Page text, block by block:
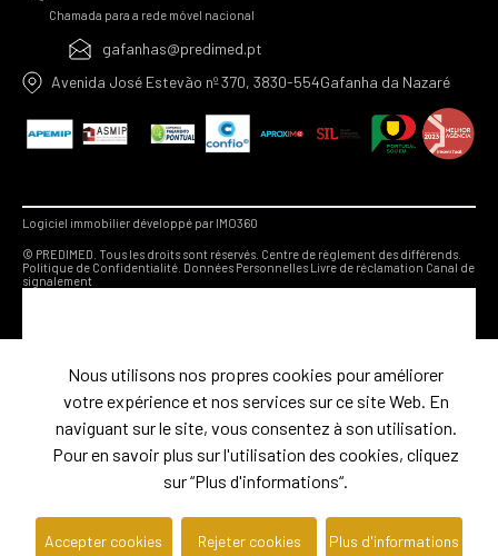
Chamada para a rede móvel nacional
gafanhas@predimed.pt
Avenida José Estevão nº 370, 3830-554Gafanha da Nazaré
Logiciel immobilier développé par IMO360
© PREDIMED. Tous les droits sont réservés. Centre de règlement des différends.
Politique de Confidentialité. Données PersonnellesLivre de réclamation Canal de
signalement
Nous utilisons nos propres cookies pour améliorer
votre expérience et nos services sur ce site Web. En
naviguant sur le site, vous consentez à son utilisation.
Pour en savoir plus sur l'utilisation des cookies, cliquez
sur “Plus d'informations“.
Accepter cookies Rejeter cookies Plus d'informations